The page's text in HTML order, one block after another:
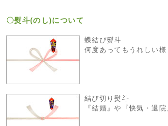
〇熨斗(のし)について
蝶結び熨斗
何度あってもうれしい様
結び切り熨斗
『結婚』や『快気・退